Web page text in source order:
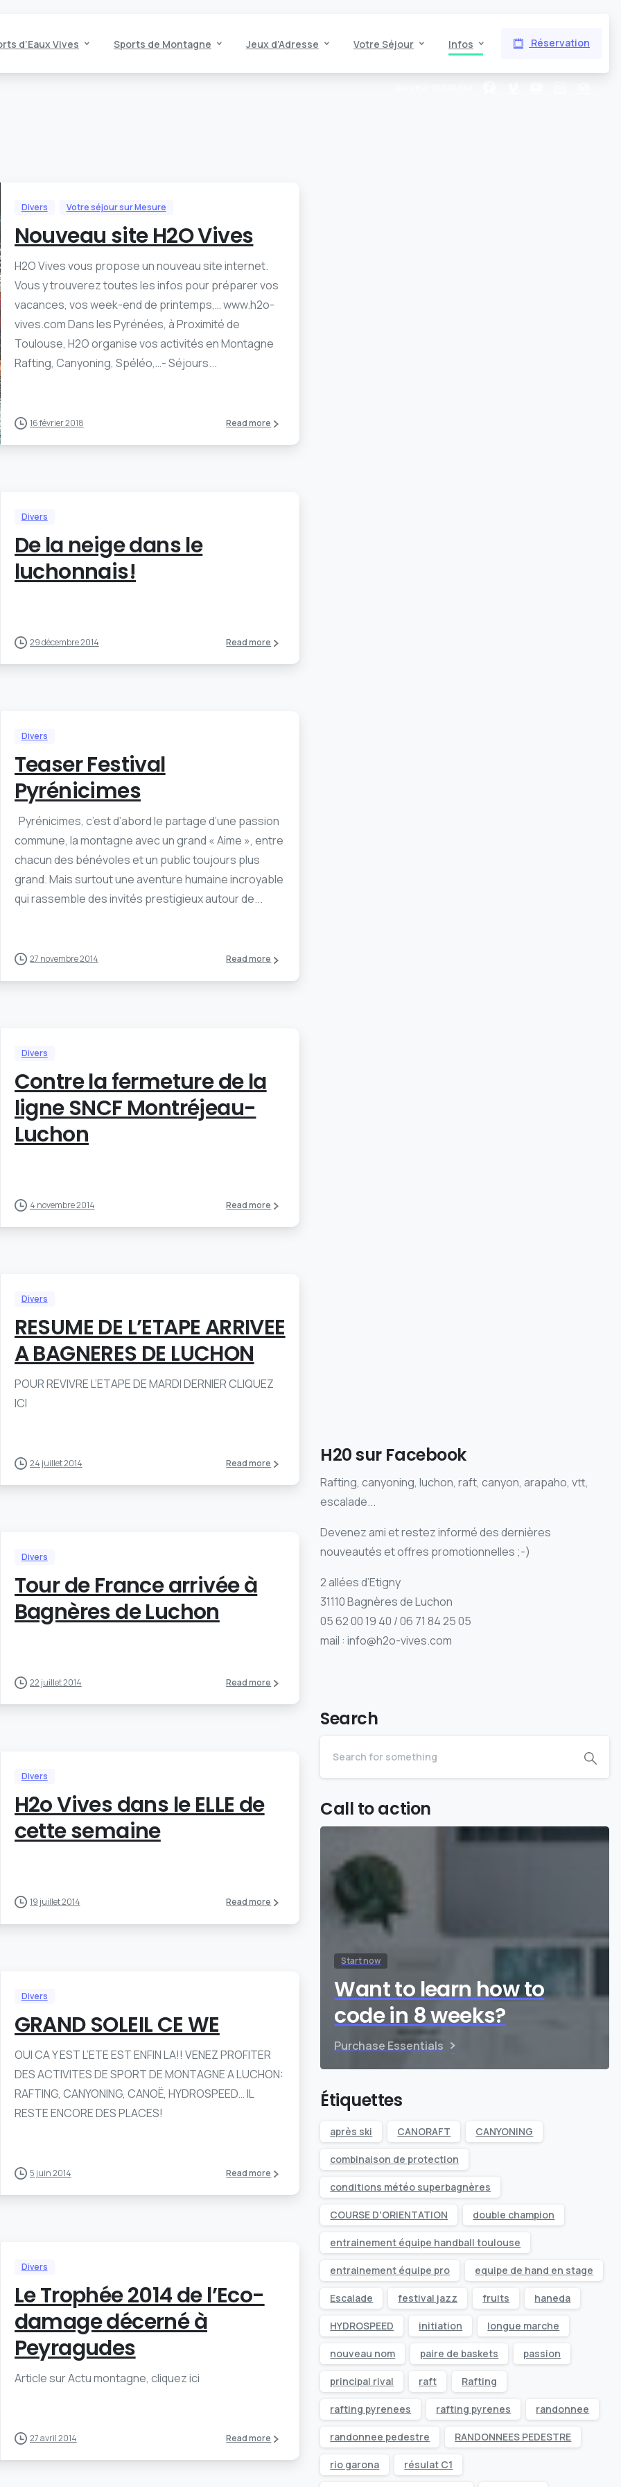
d’Eaux Vives Sports de Montagne Jeux d’Adresse Votre Séjour Infos Réservation
Divers Votre séjour sur Mesure
Nouveau site H2O Vives
H2O Vives vous propose un nouveau site internet.
Vous y trouverez toutes les infos pour préparer vos
vacances, vos week-end de printemps,… www.h2o-
vives.com Dans les Pyrénées, à Proximité de
Toulouse, H2O organise vos activités en Montagne
Rafting, Canyoning, Spéléo,…- Séjours...
16 février 2018 Read more
Divers
De la neige dans le
luchonnais!
29 décembre 2014 Read more
Divers
Teaser Festival
Pyrénicimes
Pyrénicimes, c’est d’abord le partage d’une passion
commune, la montagne avec un grand « Aime », entre
chacun des bénévoles et un public toujours plus
grand. Mais surtout une aventure humaine incroyable
qui rassemble des invités prestigieux autour de...
27 novembre 2014 Read more
Divers
Contre la fermeture de la
ligne SNCF Montréjeau-
Luchon
4 novembre 2014 Read more
Divers
RESUME DE L’ETAPE ARRIVEE
A BAGNERES DE LUCHON
POUR REVIVRE L’ETAPE DE MARDI DERNIER CLIQUEZ
ICI
24 juillet 2014 Read more
Divers
Tour de France arrivée à
Bagnères de Luchon
22 juillet 2014 Read more
Divers
H2o Vives dans le ELLE de
cette semaine
19 juillet 2014 Read more
Divers
GRAND SOLEIL CE WE
OUI CA Y EST L’ETE EST ENFIN LA!! VENEZ PROFITER
DES ACTIVITES DE SPORT DE MONTAGNE A LUCHON:
RAFTING, CANYONING, CANOË, HYDROSPEED… IL
RESTE ENCORE DES PLACES!
5 juin 2014 Read more
Divers
Le Trophée 2014 de l’Eco-
damage décerné à
Peyragudes
Article sur Actu montagne, cliquez ici
27 avril 2014 Read more
H20 sur Facebook
Rafting, canyoning, luchon, raft, canyon, arapaho, vtt,
escalade...
Devenez ami et restez informé des dernières
nouveautés et offres promotionnelles ;-)
2 allées d’Etigny
31110 Bagnères de Luchon
05 62 00 19 40 / 06 71 84 25 05
mail : info@h2o-vives.com
Search
Call to action
Start now
Want to learn how to
code in 8 weeks?
Purchase Essentials
Étiquettes
après ski CANORAFT CANYONING
combinaison de protection
conditions météo superbagnères
COURSE D'ORIENTATION double champion
entrainement équipe handball toulouse
entrainement équipe pro equipe de hand en stage
Escalade festival jazz fruits haneda
HYDROSPEED initiation longue marche
nouveau nom paire de baskets passion
principal rival raft Rafting
rafting pyrenees rafting pyrenes randonnee
randonnee pedestre RANDONNEES PEDESTRE
rio garona résulat C1